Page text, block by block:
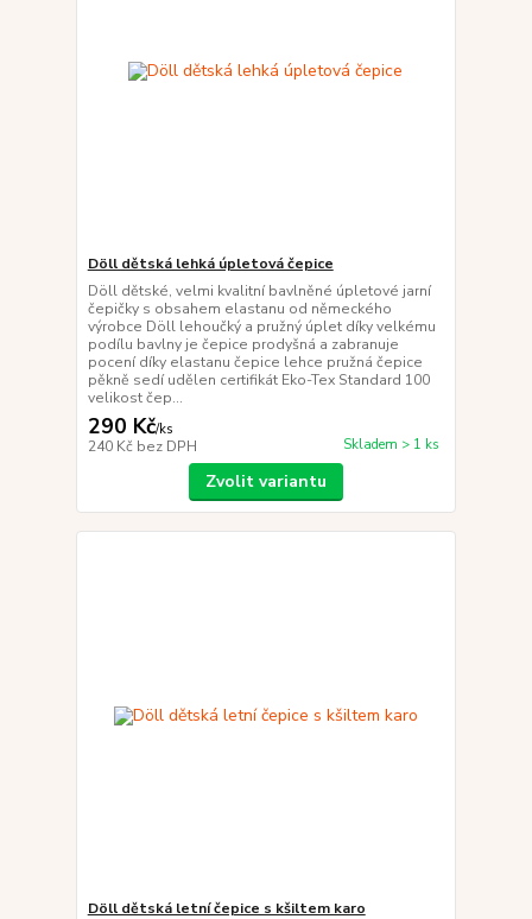
Döll dětská lehká úpletová čepice
Döll dětské, velmi kvalitní bavlněné úpletové jarní
čepičky s obsahem elastanu od německého
výrobce Döll lehoučký a pružný úplet díky velkému
podílu bavlny je čepice prodyšná a zabranuje
pocení díky elastanu čepice lehce pružná čepice
pěkně sedí udělen certifikát Eko-Tex Standard 100
velikost čep...
290 Kč/ks
240 Kč bez DPH Skladem > 1 ks
Zvolit variantu
Döll dětská letní čepice s kšiltem karo